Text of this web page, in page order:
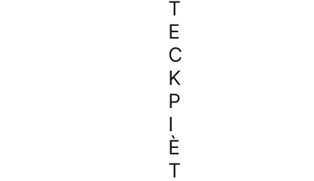
T
E
C
K
P
I
È
T